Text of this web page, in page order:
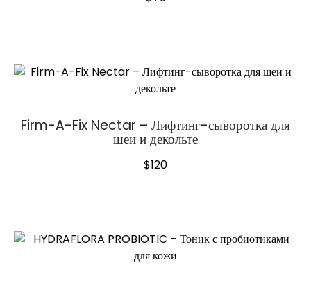
Firm-A-Fix Nectar – Лифтинг-сыворотка для
шеи и декольте
$120